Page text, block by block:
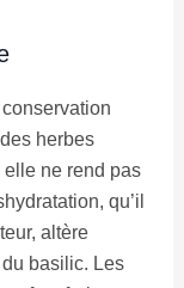
herbes
elle ne rend pas
qu’il
altère
basilic. Les